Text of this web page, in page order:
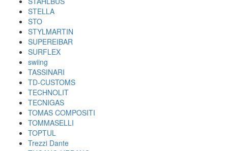
STELLA
STO
STYLMARTIN
SUPEREIBAR
SURFLEX
swiing
TASSINARI
TD-CUSTOMS
TECHNOLIT
TECNIGAS
TOMAS COMPOSITI
TOMMASELLI
TOPTUL
Trezzi Dante